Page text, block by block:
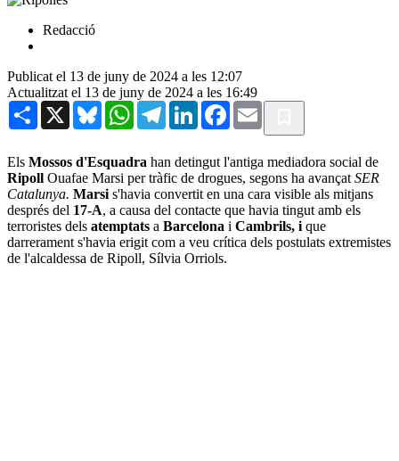
Redacció
Publicat el 13 de juny de 2024 a les 12:07
Actualitzat el 13 de juny de 2024 a les 16:49
Share X BlueskyWhatsAppTelegramLinkedInFacebook
Email
Els Mossos d'Esquadra han detingut l'antiga mediadora social de
Ripoll Ouafae Marsi per tràfic de drogues, segons ha avançat SER
Catalunya. Marsi s'havia convertit en una cara visible als mitjans
després del 17-A, a causa del contacte que havia tingut amb els
terroristes dels atemptats a Barcelona i Cambrils, i que
darrerament s'havia erigit com a veu crítica dels postulats extremistes
de l'alcaldessa de Ripoll, Sílvia Orriols.